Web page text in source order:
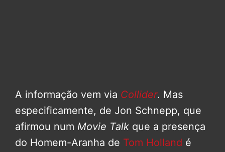
A informação vem via Collider. Mas
especificamente, de Jon Schnepp, que
afirmou num Movie Talk que a presença
do Homem-Aranha de Tom Holland é